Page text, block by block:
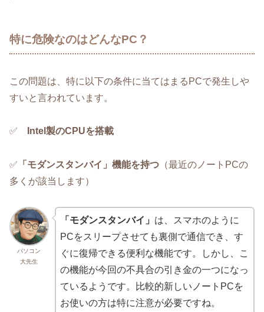
特に危険なのはどんなPC？
この問題は、特に以下の条件に当てはまるPCで発生しや
すいと言われています。
✅️ Intel製のCPUを搭載
✅️ 「モダンスタンバイ」機能を持つ （最近のノートPCの
多くが該当します）
パソコン
大先生
「モダンスタンバイ」 は、スマホのように
PCをスリープさせても裏側で通信でき、す
ぐに復帰できる便利な機能です。しかし、こ
の機能が今回の不具合の引き金の一つになっ
ているようです。比較的新しいノートPCを
お使いの方は特に注意が必要ですね。